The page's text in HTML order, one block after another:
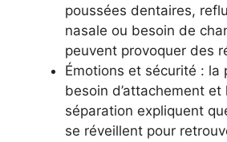
poussées dentaires,
nasale ou besoin de
peuvent provoquer des
Émotions et sécurité : la
besoin d’attachement
séparation expliquent
se réveillent pour